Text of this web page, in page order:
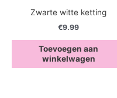
Zwarte witte ketting
€9.99
Toevoegen aan
winkelwagen